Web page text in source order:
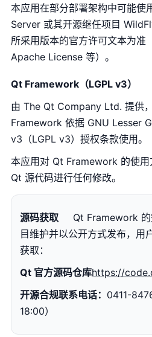
本应用在部分部署架构中可能
Server 或其开源继任项目
所采用版本的官方许可文本为准
Apache License 等）。
Qt Framework（LGPL v3）
由 The Qt Company Ltd. 提供
Framework 依据 GNU Lesser
v3（LGPL v3）授权条款使用。
本应用对 Qt Framework 的使
Qt 源代码进行任何修改。
源码获取
Qt Framework
目维护并以公开方式发布，用
获取：
Qt 官方源码仓库https://
开源合规联系电话： 0411-
18:00）